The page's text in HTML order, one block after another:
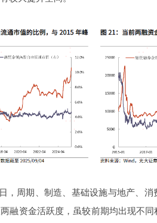
，周期、制造、基础设施与地产、
融资金活跃度，虽较前期均出现不